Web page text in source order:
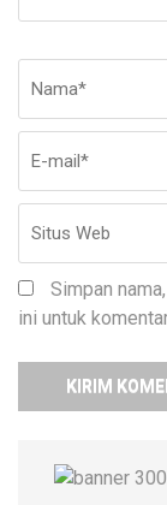
Simpan
ini untuk